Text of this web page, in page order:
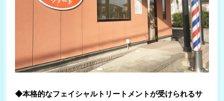
◆本格的なフェイシャルトリートメントが受けられるサ